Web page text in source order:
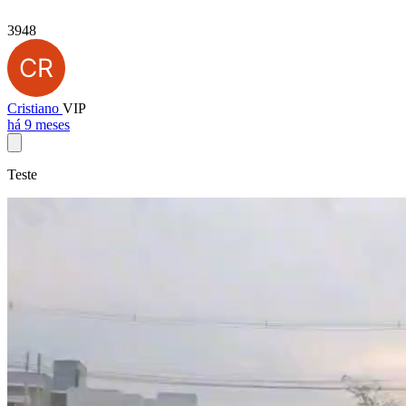
3948
Cristiano VIP
há 9 meses
Teste